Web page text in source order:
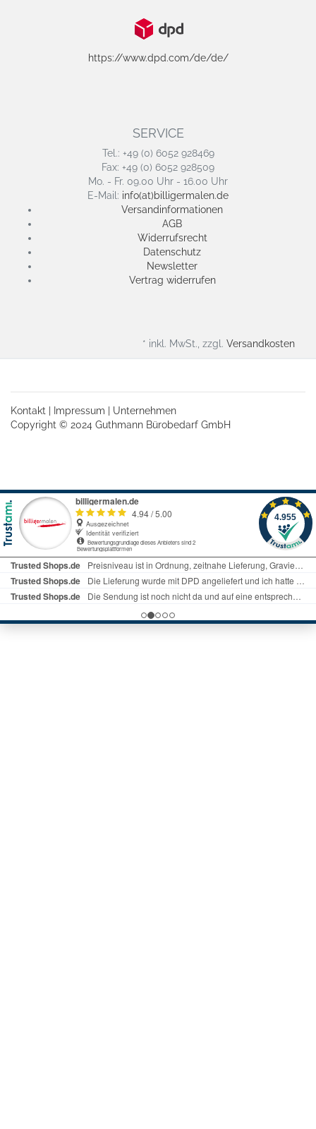
https://www.dpd.com/de/de/
SERVICE
Tel.: +49 (0) 6052 928469
Fax: +49 (0) 6052 928509
Mo. - Fr. 09.00 Uhr - 16.00 Uhr
E-Mail: info(at)billigermalen.de
Versandinformationen
AGB
Widerrufsrecht
Datenschutz
Newsletter
Vertrag widerrufen
* inkl. MwSt., zzgl. Versandkosten
Kontakt Impressum
Unternehmen
Copyright © 2024 Guthmann Bürobedarf GmbH